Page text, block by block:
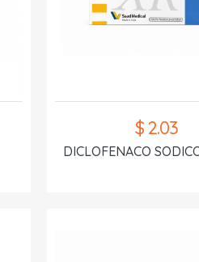
$ 2.03
DICLOFENACO